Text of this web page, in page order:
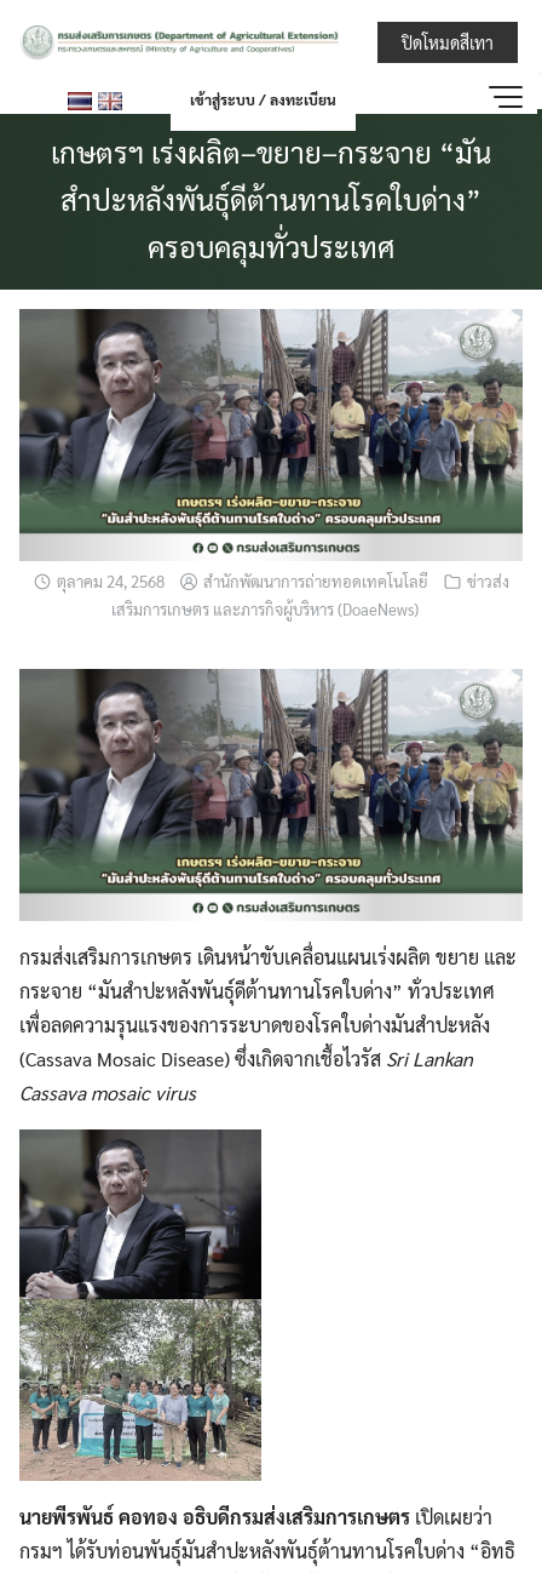
กรมส่งเสริมกา
เข้าสู่ระบบ / ลงทะเบียน
เกษตรฯ เร่งผลิต–ขยาย–กระจาย “มัน
สำปะหลังพันธุ์ดีต้านทานโรคใบด่าง”
ครอบคลุมทั่วประเทศ
ตุลาคม 24, 2568 สำนักพัฒนาการถ่ายทอดเทคโนโลยี
ข่าวส่ง
เสริมการเกษตร และภารกิจผู้บริหาร (DoaeNews)
กรมส่งเสริมการเกษตร เดินหน้าขับเคลื่อนแผนเร่งผลิต ขยาย และ
กระจาย “มันสำปะหลังพันธุ์ดีต้านทานโรคใบด่าง” ทั่วประเทศ
เพื่อลดความรุนแรงของการระบาดของโรคใบด่างมันสำปะหลัง
(Cassava Mosaic Disease) ซึ่งเกิดจากเชื้อไวรัส Sri Lankan
Cassava mosaic virus
นายพีรพันธ์ คอทอง อธิบดีกรมส่งเสริมการเกษตร เปิดเผยว่า
กรมฯ ได้รับท่อนพันธุ์มันสำปะหลังพันธุ์ต้านทานโรคใบด่าง “อิทธิ
ปิดโหมดสีเทา